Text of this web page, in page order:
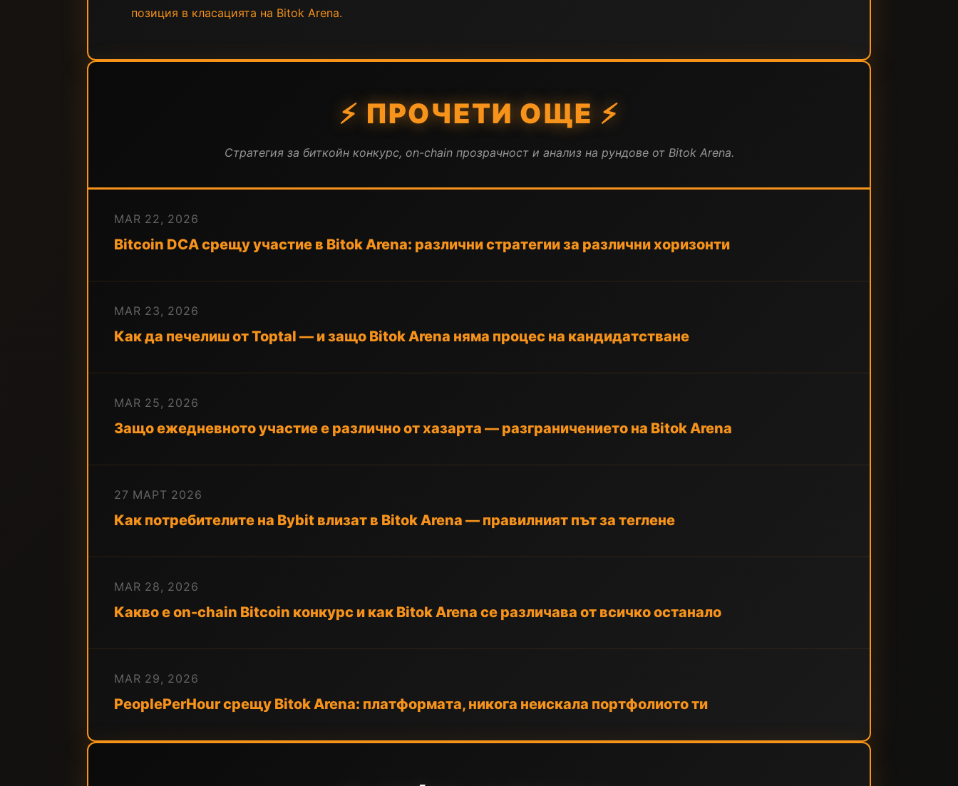
позиция в класацията на Bitok Arena.
⚡ ПРОЧЕТИ ОЩЕ ⚡
Стратегия за биткойн конкурс, on-chain прозрачност и анализ на рундове от Bitok Arena.
MAR 22, 2026
Bitcoin DCA срещу участие в Bitok Arena: различни стратегии за различни хоризонти
MAR 23, 2026
Как да печелиш от Toptal — и защо Bitok Arena няма процес на кандидатстване
MAR 25, 2026
Защо ежедневното участие е различно от хазарта — разграничението на Bitok Arena
27 МАРТ 2026
Как потребителите на Bybit влизат в Bitok Arena — правилният път за теглене
MAR 28, 2026
Какво е on-chain Bitcoin конкурс и как Bitok Arena се различава от всичко останало
MAR 29, 2026
PeoplePerHour срещу Bitok Arena: платформата, никога неискала портфолиото ти